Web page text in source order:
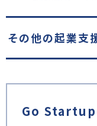
その他の起業支
Go Startup